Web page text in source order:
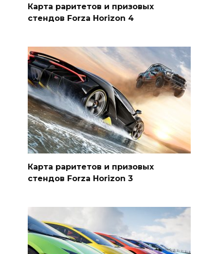
Карта раритетов и призовых
стендов Forza Horizon 4
Карта раритетов и призовых
стендов Forza Horizon 3